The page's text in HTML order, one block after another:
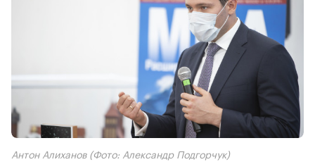
Антон Алиханов(Фото: Александр Подгорчук)